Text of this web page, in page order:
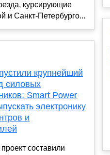
курсирующие
и Санкт-Петербурго...
крупнейший
силовых
Smart Power
электронику
и
составили